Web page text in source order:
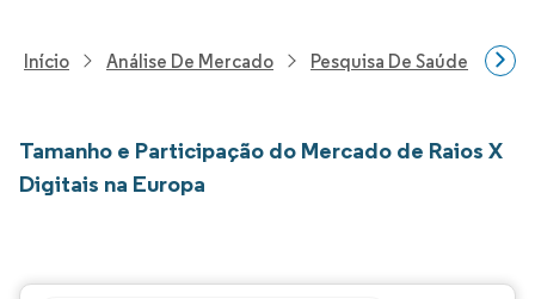
Início Análise De Mercado Pesquisa De Saúde
Tamanho e Participação do Mercado de Raios X
Digitais na Europa